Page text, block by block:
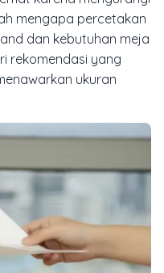
mengapa percetakan
dan kebutuhan meja
rekomendasi yang
ukuran